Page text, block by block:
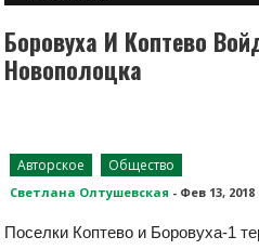
Боровуха И Коптево
Новополоцка
Авторское Общество
Светлана Олтушевская - Фев 13, 2018
Поселки Коптево и Боровуха-1